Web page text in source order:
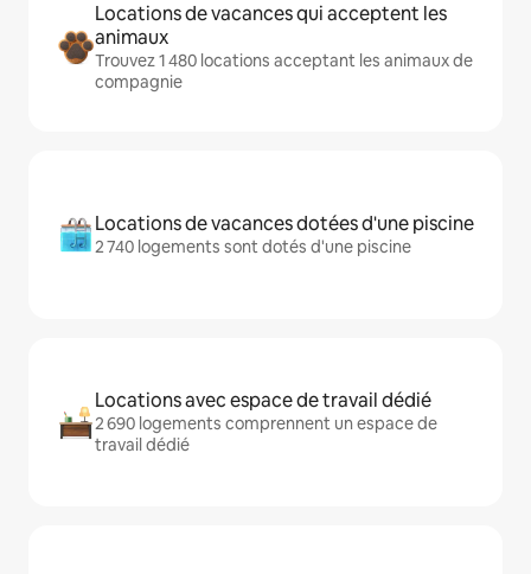
Locations de vacances qui acceptent les
animaux
Trouvez 1 480 locations acceptant les animaux de
compagnie
Locations de vacances dotées d'une piscine
2 740 logements sont dotés d'une piscine
Locations avec espace de travail dédié
2 690 logements comprennent un espace de
travail dédié